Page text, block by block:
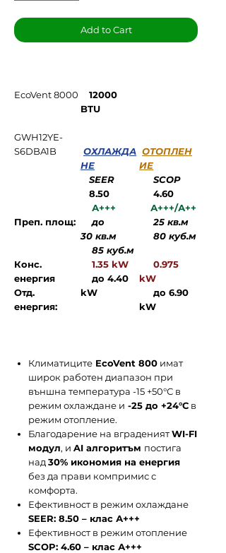
Add to Cart
EcoVent 8000
12000
BTU
GWH12YE-
S6DBA1B
ОХЛАЖДА
НЕ
SEER
8.50
А+++
ОТОПЛЕН
ИЕ
SCOP
4.60
А+++/А++
Преп. площ:
до
30 кв.м
85 куб.м
25 кв.м
80 куб.м
Конс.
енергия
Отд.
енергия:
1.35 kW
до 4.40
kW
0.975
kW
до 6.90
kW
Климатиците EcoVent 800 имат
широк работен диапазон при
външна температура -15 +50°С в
режим охлаждане и -25 до +24°С в
режим отопление.
Благодарение на вградениятWI-FI
модул, и AI алгоритъм постига
над 30% икономия на енергия
без да прави компримис с
комфорта.
Ефективност в режим охлаждане
SEER: 8.50 – клас А+++
Ефективност в режим отопление
SCOP: 4.60 – клас А+++